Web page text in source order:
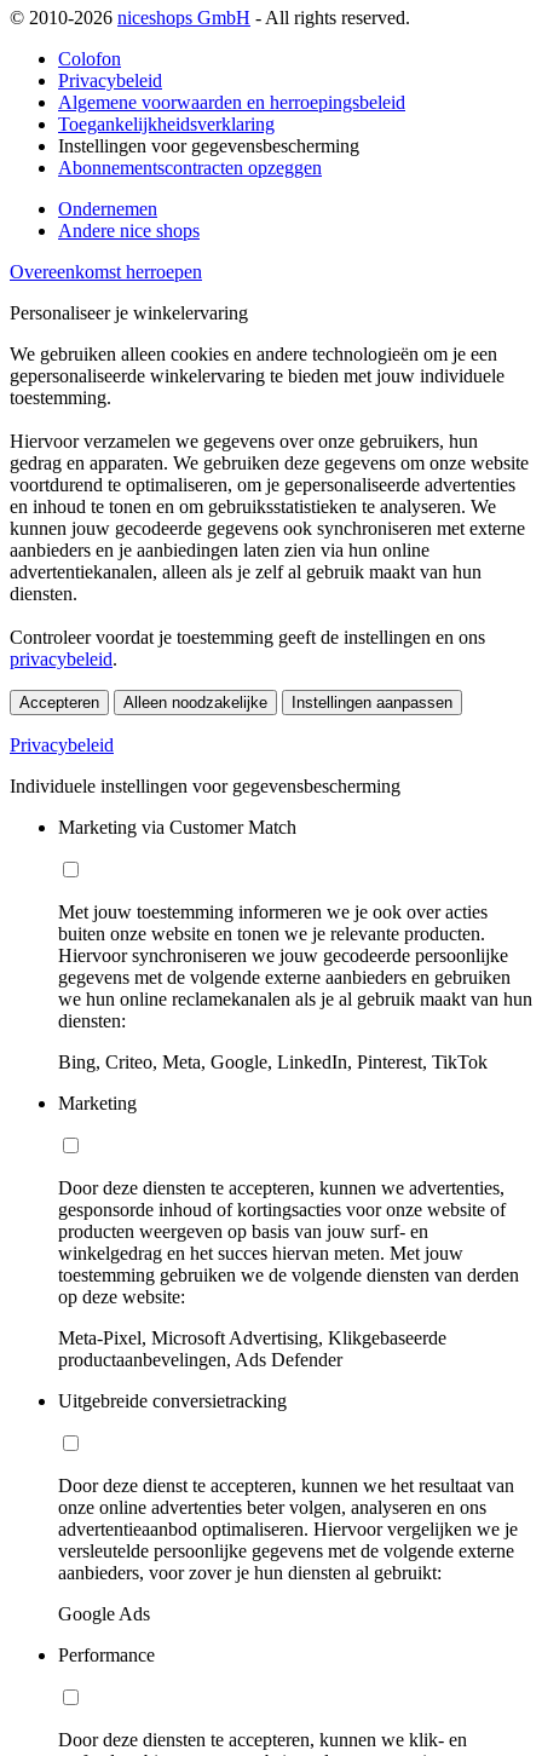
© 2010-2026 niceshops GmbH - All rights reserved.
Colofon
Privacybeleid
Algemene voorwaarden en herroepingsbeleid
Toegankelijkheidsverklaring
Instellingen voor gegevensbescherming
Abonnementscontracten opzeggen
Ondernemen
Andere nice shops
Overeenkomst herroepen
Personaliseer je winkelervaring
We gebruiken alleen cookies en andere technologieën om je een
gepersonaliseerde winkelervaring te bieden met jouw individuele
toestemming.
Hiervoor verzamelen we gegevens over onze gebruikers, hun
gedrag en apparaten. We gebruiken deze gegevens om onze website
voortdurend te optimaliseren, om je gepersonaliseerde advertenties
en inhoud te tonen en om gebruiksstatistieken te analyseren. We
kunnen jouw gecodeerde gegevens ook synchroniseren met externe
aanbieders en je aanbiedingen laten zien via hun online
advertentiekanalen, alleen als je zelf al gebruik maakt van hun
diensten.
Controleer voordat je toestemming geeft de instellingen en ons
privacybeleid.
Accepteren Alleen noodzakelijke Instellingen aanpassen
Privacybeleid
Individuele instellingen voor gegevensbescherming
Marketing via Customer Match
Met jouw toestemming informeren we je ook over acties
buiten onze website en tonen we je relevante producten.
Hiervoor synchroniseren we jouw gecodeerde persoonlijke
gegevens met de volgende externe aanbieders en gebruiken
we hun online reclamekanalen als je al gebruik maakt van hun
diensten:
Bing, Criteo, Meta, Google, LinkedIn, Pinterest, TikTok
Marketing
Door deze diensten te accepteren, kunnen we advertenties,
gesponsorde inhoud of kortingsacties voor onze website of
producten weergeven op basis van jouw surf- en
winkelgedrag en het succes hiervan meten. Met jouw
toestemming gebruiken we de volgende diensten van derden
op deze website:
Meta-Pixel, Microsoft Advertising, Klikgebaseerde
productaanbevelingen, Ads Defender
Uitgebreide conversietracking
Door deze dienst te accepteren, kunnen we het resultaat van
onze online advertenties beter volgen, analyseren en ons
advertentieaanbod optimaliseren. Hiervoor vergelijken we je
versleutelde persoonlijke gegevens met de volgende externe
aanbieders, voor zover je hun diensten al gebruikt:
Google Ads
Performance
Door deze diensten te accepteren, kunnen we klik- en